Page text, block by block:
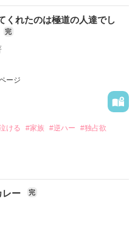
たのに、仕事先で毎日会っ
一歩踏み出してみたい」と思
くれたのは極道の人達でし
完
ージ
ける #家族 #逆ハー
#独占欲
レー 完